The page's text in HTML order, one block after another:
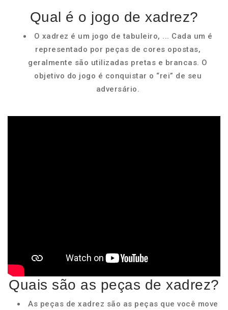
Qual é o jogo de xadrez?
O xadrez é um jogo de tabuleiro, ... Cada um é
representado por peças de cores opostas,
geralmente são utilizadas pretas e brancas. O
objetivo do jogo é conquistar o “rei” de seu
adversário.
Quais são as peças de xadrez?
As peças de xadrez são as peças que você move